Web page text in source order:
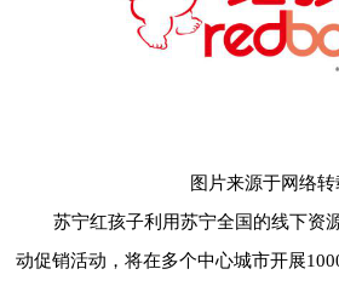
图片来源于网络转
苏宁红孩子利用苏宁全国的线下资
动促销活动，将在多个中心城市开展